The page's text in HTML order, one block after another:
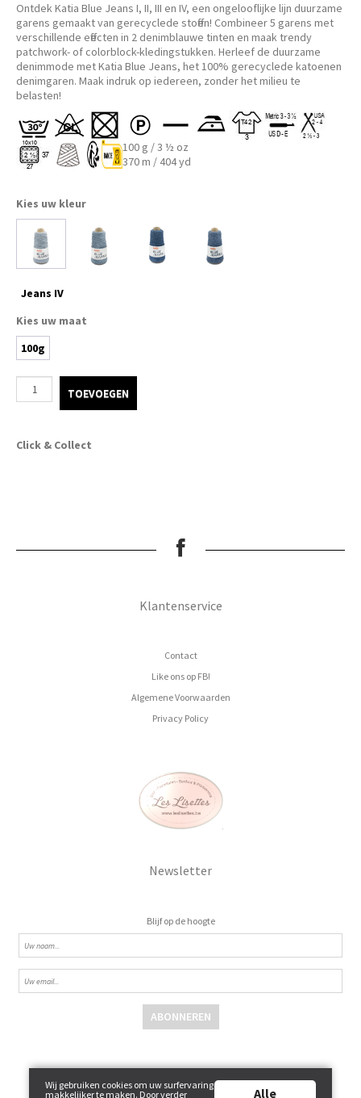
Kleine Prijsjes
Tips & Tricks
Thermomix TM7
Ontdek Katia Blue Jeans I, II, III en IV, een ongelooflijke lijn duurzame
garens gemaakt van gerecyclede stoffen! Combineer 5 garens met
verschillende effecten in 2 denimblauwe tinten en maak trendy
patchwork- of colorblock-kledingstukken. Herleef de duurzame
denimmode met Katia Blue Jeans, het 100% gerecyclede katoenen
denimgaren. Maak indruk op iedereen, zonder het milieu te
belasten!
100 g / 3 ½ oz
370 m / 404 yd
Kies uw kleur
Jeans IV
Kies uw maat
100g
TOEVOEGEN
Click & Collect
Klantenservice
Contact
Like ons op FB!
Algemene Voorwaarden
Privacy Policy
Newsletter
Blijf op de hoogte
ABONNEREN
Wij gebruiken cookies om uw surfervaring
makkelijker te maken. Door verder
Alle